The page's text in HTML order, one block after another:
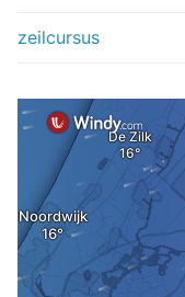
zeilcursus